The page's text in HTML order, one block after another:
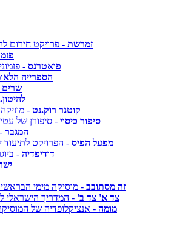
זמרשת - פרויקט חירום
פואטרנס -
הספרייה
שרים
קוטנר רוק.נט -
סיפור כיסוי - סיפורן של
המגבר
מפעל הפיס - הפרויקט לתיעוד
דודיפדיה -
זה מסתובב - מוסיקה מימי
צד א' צד ב' - המדריך הישראלי
מומה - אנציקלופדיה של